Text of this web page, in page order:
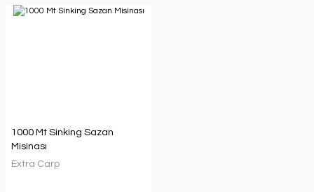
1000 Mt Sinking Sazan
Misinası
Extra Carp